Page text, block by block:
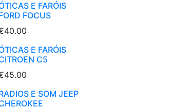
E FARÓIS
FOCUS
E FARÓIS
C5
E SOM JEEP